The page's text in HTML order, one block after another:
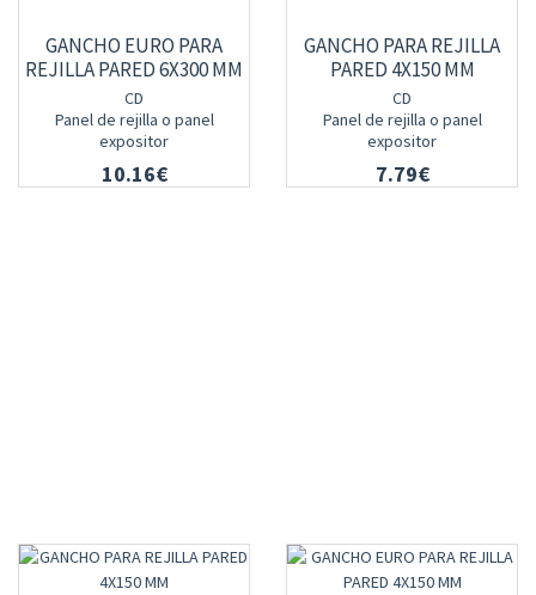
GANCHO EURO PARA
REJILLA PARED 6X300 MM
CD
Panel de rejilla o panel
expositor
10.16€
GANCHO PARA REJILLA
PARED 4X150 MM
CD
Panel de rejilla o panel
expositor
7.79€